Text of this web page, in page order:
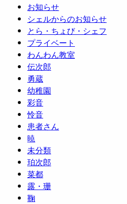
お知らせ
シェルからのお知らせ
とら・ちょび・シェフ
プライベート
わんわん教室
伝次郎
勇蔵
幼稚園
彩音
怜音
患者さん
暁
未分類
珀次郎
菜都
露・珊
鞠